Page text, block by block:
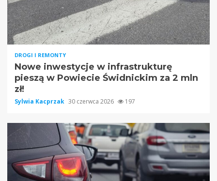
DROGI I REMONTY
Nowe inwestycje w infrastrukturę
pieszą w Powiecie Świdnickim za 2 mln
zł!
Sylwia Kacprzak 30 czerwca 2026 197